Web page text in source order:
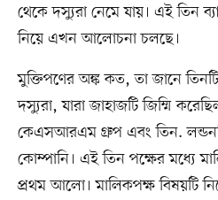
থেকে দস্যুরা নেমে যায়। এই তিন
নিয়ে এখন আলোচনা চলছে।
মুক্তিপণের অঙ্ক কত, তা জানে
দস্যুরা, যারা জাহাজটি জিম্মি
কেএসআরএম গ্রুপ এবং তিন.
কোম্পানি। এই তিন পক্ষের মধ্যে
প্রথম আলো। মালিকপক্ষ বিষয়টি